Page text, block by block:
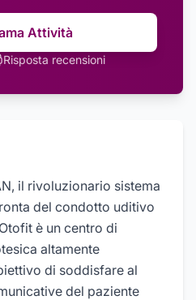
Attività
Risposta recensioni
il rivoluzionario sistema
del condotto uditivo
è un centro di
altamente
di soddisfare al
del paziente